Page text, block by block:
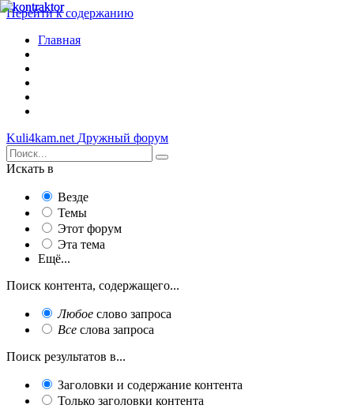
Перейти к содержанию
Главная
Kuli4kam.net Дружный форум
Искать в
Везде
Темы
Этот форум
Эта тема
Ещё...
Поиск контента, содержащего...
Любое слово запроса
Все слова запроса
Поиск результатов в...
Заголовки и содержание контента
Только заголовки контента